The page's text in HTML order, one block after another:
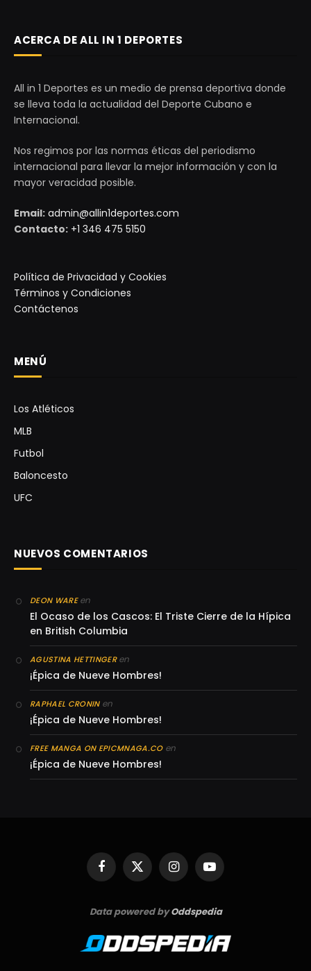
ACERCA DE ALL IN 1 DEPORTES
All in 1 Deportes es un medio de prensa deportiva donde
se lleva toda la actualidad del Deporte Cubano e
Internacional.
Nos regimos por las normas éticas del periodismo
internacional para llevar la mejor información y con la
mayor veracidad posible.
Email: admin@allin1deportes.com
Contacto: +1 346 475 5150
Política de Privacidad y Cookies
Términos y Condiciones
Contáctenos
MENÚ
Los Atléticos
MLB
Futbol
Baloncesto
UFC
NUEVOS COMENTARIOS
DEON WAREen
El Ocaso de los Cascos: El Triste Cierre de la Hípica
en British Columbia
AGUSTINA HETTINGERen
¡Épica de Nueve Hombres!
RAPHAEL CRONINen
¡Épica de Nueve Hombres!
FREE MANGA ON EPICMNAGA.COen
¡Épica de Nueve Hombres!
Facebook
X
(Twitter)
InstagramYouTube
Data powered byOddspedia